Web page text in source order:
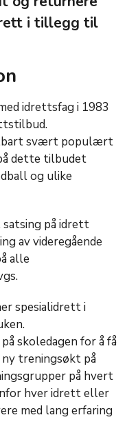
i tillegg til
idrettsfag i 1983
svært populært
dette tilbudet
og ulike
på idrett
av videregående
alle
spesialidrett i
skoledagen for å få
treningsøkt på
på hvert
hver idrett eller
med lang erfaring